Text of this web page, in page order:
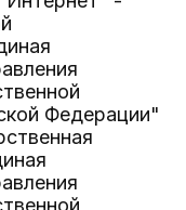
Федерации"